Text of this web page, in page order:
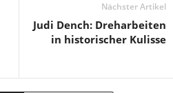
Nächster Artikel
Judi Dench: Dreharbeiten
in historischer Kulisse